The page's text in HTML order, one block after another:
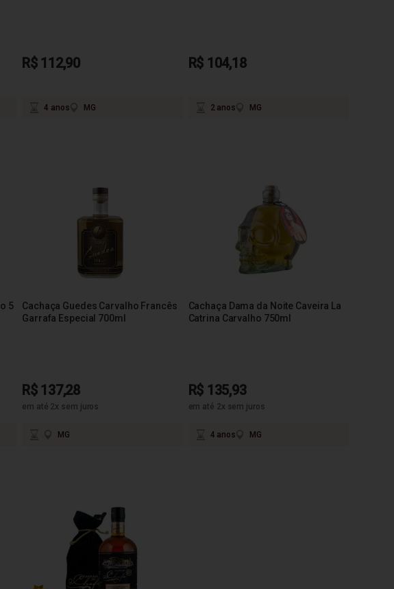
R$ 112,90
4 anos MG
R$ 104,18
2 anos MG
5
Cachaça Guedes Carvalho Francês
Garrafa Especial 700ml
R$ 137,28
em até 2x sem juros
MG
Cachaça Dama da Noite Caveira La
Catrina Carvalho 750ml
R$ 135,93
em até 2x sem juros
4 anos MG